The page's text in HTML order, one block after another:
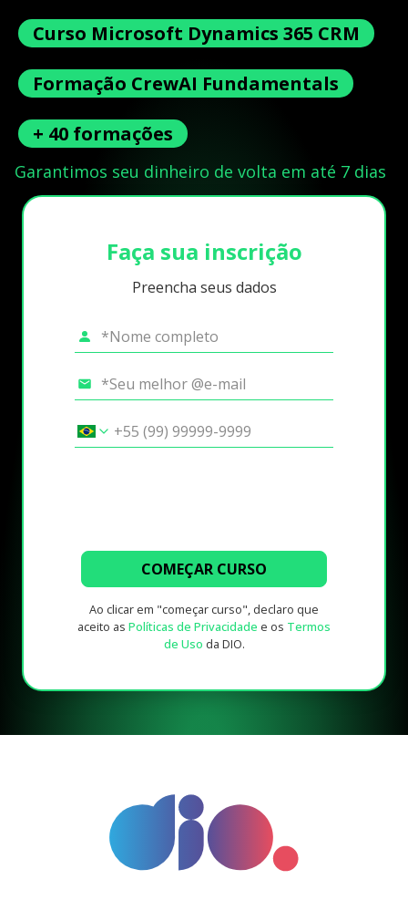
Curso Microsoft Dynamics 365 CRM
Formação CrewAI Fundamentals
+ 40 formações
Garantimos seu dinheiro de volta em até 7 dias
Faça sua inscrição
Preencha seus dados
COMEÇAR CURSO
Ao clicar em "começar curso", declaro que
aceito as Políticas de Privacidade e os Termos
de Uso da DIO.